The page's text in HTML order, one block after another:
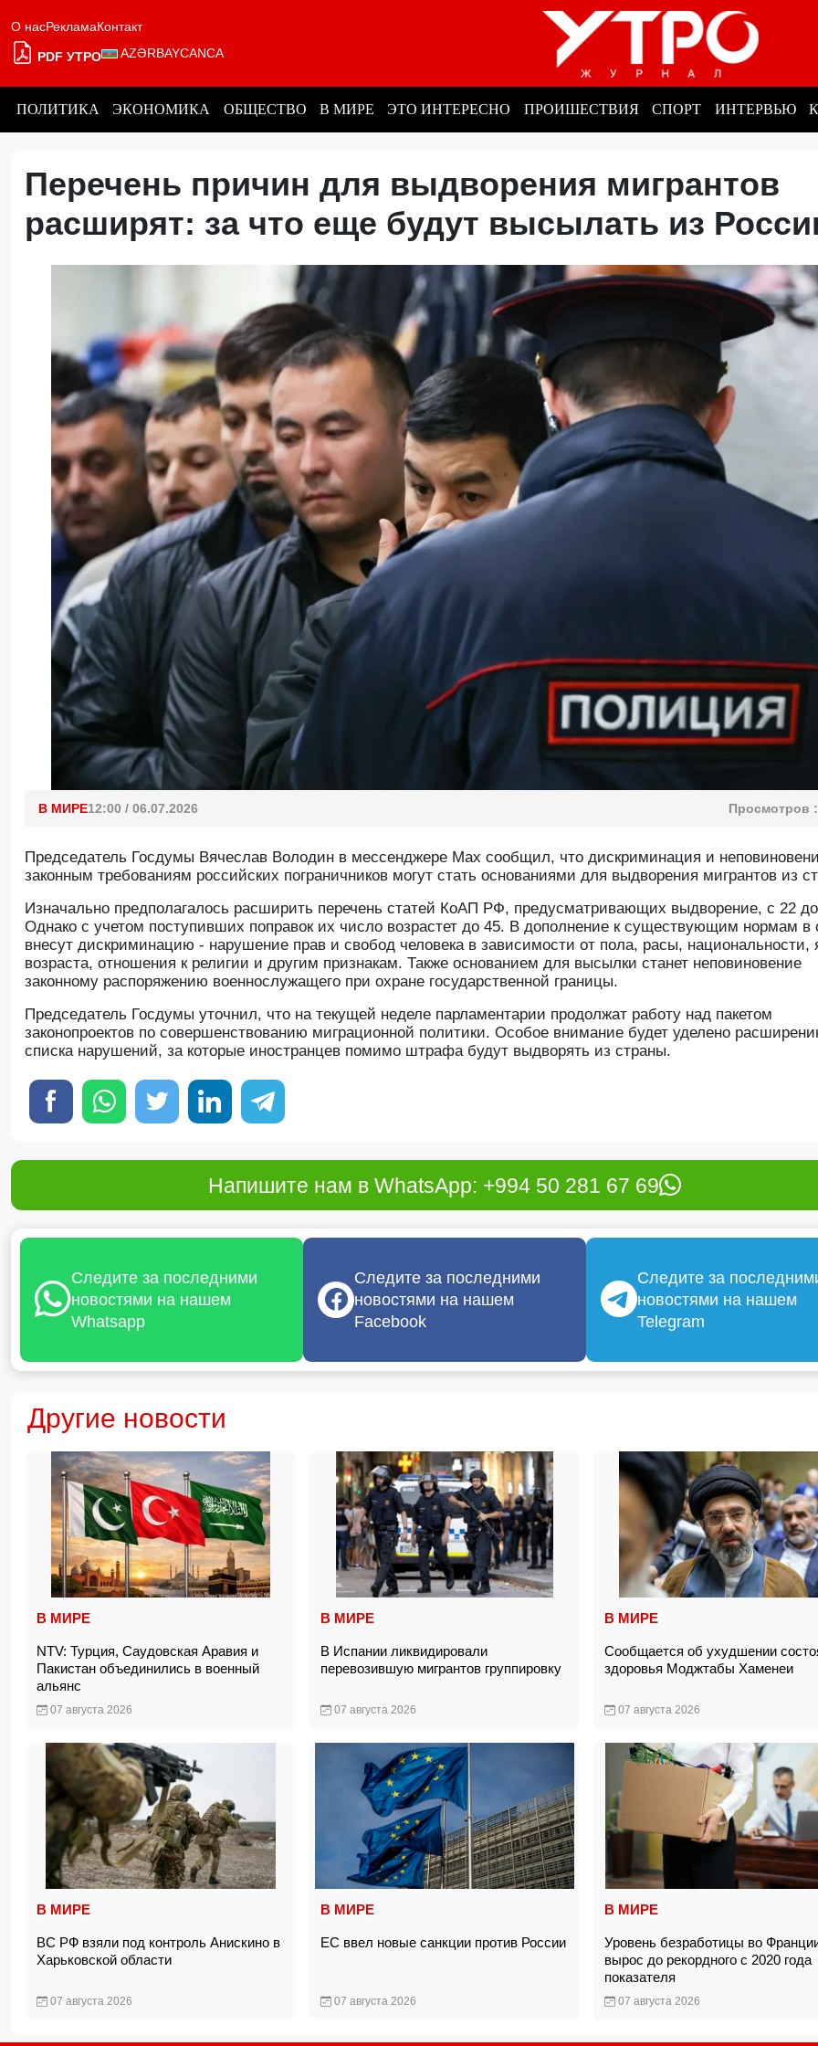
О насРекламаКонтакт
PDF УТРО AZƏRBAYCANCA
ПОЛИТИКА ЭКОНОМИКА ОБЩЕСТВО В МИРЕ ЭТО ИНТЕРЕСНО ПРОИШЕСТВИЯ СПОРТ ИНТЕРВЬЮ
Перечень причин для выдворения мигрантов
расширят: за что еще будут высылать из
В МИРЕ12:00 / 06.07.2026 Просмотров :
Председатель Госдумы Вячеслав Володин в мессенджере Max сообщил, что дискриминация и
законным требованиям российских пограничников могут стать основаниями для выдворения мигрантов из
Изначально предполагалось расширить перечень статей КоАП РФ, предусматривающих выдворение, с 22
Однако с учетом поступивших поправок их число возрастет до 45. В дополнение к существующим нормам в
внесут дискриминацию - нарушение прав и свобод человека в зависимости от пола, расы, национальности,
возраста, отношения к религии и другим признакам. Также основанием для высылки станет неповиновение
законному распоряжению военнослужащего при охране государственной границы.
Председатель Госдумы уточнил, что на текущей неделе парламентарии продолжат работу над пакетом
законопроектов по совершенствованию миграционной политики. Особое внимание будет уделено
списка нарушений, за которые иностранцев помимо штрафа будут выдворять из страны.
Напишите нам в WhatsApp: +994 50 281 67 69
Следите за последними
новостями на нашем
Whatsapp
Следите за последними
новостями на нашем
Facebook
Следите за
новостями на нашем
Telegram
Другие новости
В МИРЕ
NTV: Турция, Саудовская Аравия и
Пакистан объединились в военный
альянс
07 августа 2026
В МИРЕ
В Испании ликвидировали
перевозившую мигрантов группировку
07 августа 2026
В МИРЕ
Сообщается об ухудшении
здоровья Моджтабы Хаменеи
07 августа 2026
В МИРЕ
ВС РФ взяли под контроль Анискино в
Харьковской области
07 августа 2026
В МИРЕ
ЕС ввел новые санкции против России
07 августа 2026
В МИРЕ
Уровень безработицы во
вырос до рекордного с 2020 года
показателя
07 августа 2026